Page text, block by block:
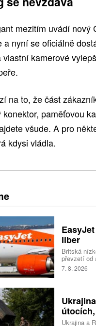
mezitím uvádí nový
a nyní se oficiálně
vlastní kamerové
na to, že část
konektor, paměťovou
všude. A pro
kdysi vládla.
liber
Britská
převzetí od
Transakce
miliard korun.
7. 8. 2026
Ukrajina a